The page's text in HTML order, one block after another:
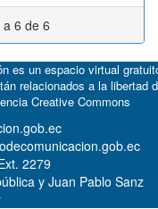
6 de 6
es un espacio virtual
relacionados a la libertad
Creative Commons
2279
y Juan Pablo Sanz